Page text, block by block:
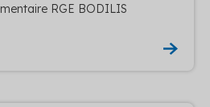
RGE BODILIS